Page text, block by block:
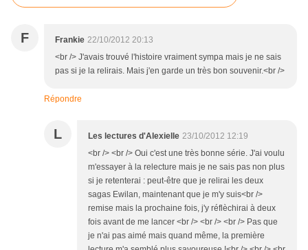
F Frankie 22/10/2012 20:13
<br /> J'avais trouvé l'histoire vraiment sympa mais je ne sais
pas si je la relirais. Mais j'en garde un très bon souvenir.<br />
Répondre
L Les lectures d'Alexielle 23/10/2012 12:19
<br /> <br /> Oui c'est une très bonne série. J'ai voulu
m'essayer à la relecture mais je ne sais pas non plus
si je retenterai : peut-être que je relirai les deux
sagas Ewilan, maintenant que je m'y suis<br />
remise mais la prochaine fois, j'y réflèchirai à deux
fois avant de me lancer <br /> <br /> <br /> Pas que
je n'ai pas aimé mais quand même, la première